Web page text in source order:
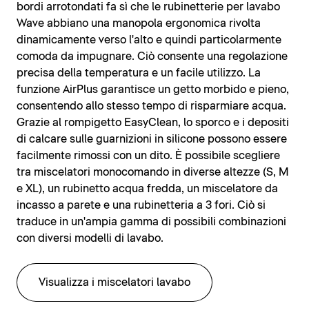
bordi arrotondati fa sì che le rubinetterie per lavabo
Wave abbiano una manopola ergonomica rivolta
dinamicamente verso l'alto e quindi particolarmente
comoda da impugnare. Ciò consente una regolazione
precisa della temperatura e un facile utilizzo. La
funzione AirPlus garantisce un getto morbido e pieno,
consentendo allo stesso tempo di risparmiare acqua.
Grazie al rompigetto EasyClean, lo sporco e i depositi
di calcare sulle guarnizioni in silicone possono essere
facilmente rimossi con un dito. È possibile scegliere
tra miscelatori monocomando in diverse altezze (S, M
e XL), un rubinetto acqua fredda, un miscelatore da
incasso a parete e una rubinetteria a 3 fori. Ciò si
traduce in un'ampia gamma di possibili combinazioni
con diversi modelli di lavabo.
Visualizza i miscelatori lavabo